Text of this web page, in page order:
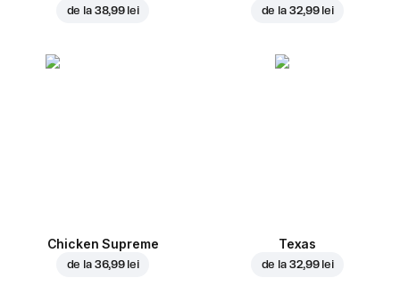
de la 38,99 lei de la 32,99 lei
Chicken Supreme
de la 36,99 lei
Texas
de la 32,99 lei